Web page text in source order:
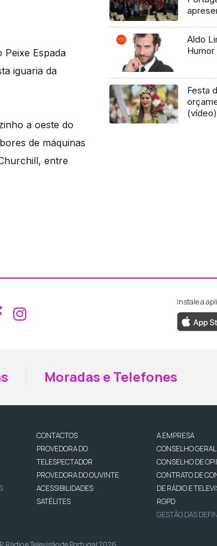
Peixe Espada
iguaria da
a oeste do
de máquinas
entre
Aldo
Festa
(vídeo)
Aceder ao Facebook da RTP
Aceder ao Instagram da
Instale a
Moradas e Telefones
CONTACTOS
PROVEDORA DO
TELESPECTADOR
PROVEDORA DO OUVINTE
ACESSIBILIDADES
SATÉLITES
A EMPRESA
CONSELHO
CONSELHO DE
CONTRATO DE
DE RÁDIO E
RGPD
GESTÃO DAS